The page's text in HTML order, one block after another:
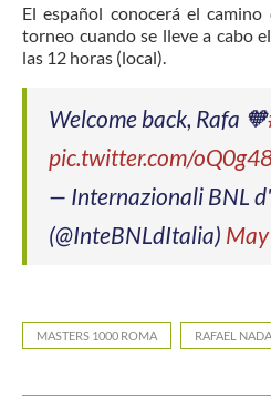
El español conocerá el
torneo cuando se lleve a cabo
las 12 horas (local).
Welcome back, Rafa 🧡
pic.twitter.com/
— Internazionali BNL
(@InteBNLdItalia)
MASTERS 1000 ROMA RAFAEL